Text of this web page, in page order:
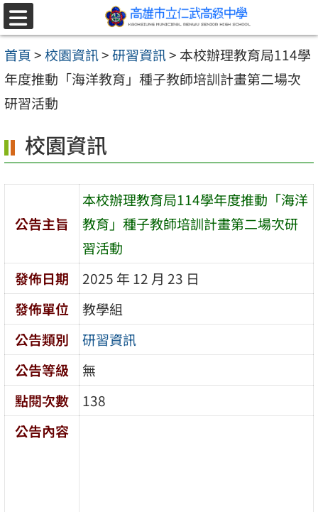
跳至主要內容區
選
單
首頁>校園資訊>研習資訊> 本校辦理教育局114學
年度推動「海洋教育」種子教師培訓計畫第二場次
研習活動
校園資訊
公告主旨
本校辦理教育局114學年度推動「海洋
教育」種子教師培訓計畫第二場次研
習活動
發佈日期
2025 年 12 月 23 日
發佈單位
教學組
公告類別
研習資訊
公告等級
無
點閱次數
138
公告內容